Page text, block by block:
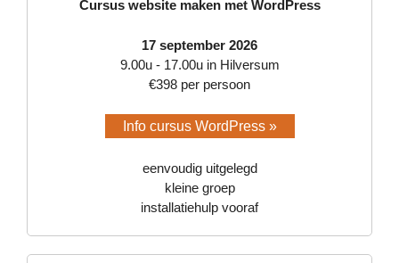
Cursus website maken met WordPress
17 september 2026
9.00u - 17.00u in Hilversum
€398 per persoon
Info cursus WordPress »
eenvoudig uitgelegd
kleine groep
installatiehulp vooraf